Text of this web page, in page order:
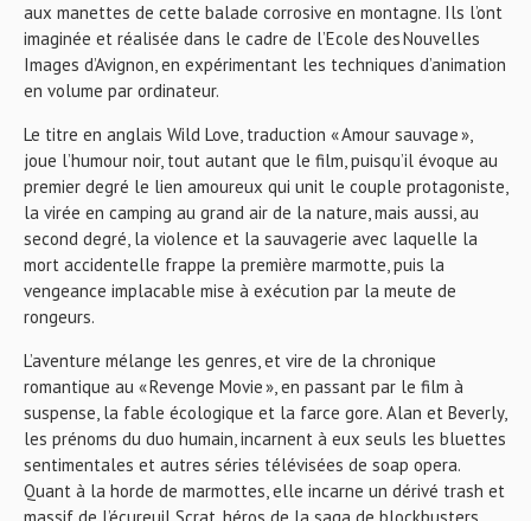
aux manettes de cette balade corrosive en montagne. Ils l’ont
imaginée et réalisée dans le cadre de l’Ecole des Nouvelles
Images d’Avignon, en expérimentant les techniques d’animation
en volume par ordinateur.
Le titre en anglais Wild Love, traduction « Amour sauvage »,
joue l’humour noir, tout autant que le film, puisqu’il évoque au
premier degré le lien amoureux qui unit le couple protagoniste,
la virée en camping au grand air de la nature, mais aussi, au
second degré, la violence et la sauvagerie avec laquelle la
mort accidentelle frappe la première marmotte, puis la
vengeance implacable mise à exécution par la meute de
rongeurs.
L’aventure mélange les genres, et vire de la chronique
romantique au « Revenge Movie », en passant par le film à
suspense, la fable écologique et la farce gore. Alan et Beverly,
les prénoms du duo humain, incarnent à eux seuls les bluettes
sentimentales et autres séries télévisées de soap opera.
Quant à la horde de marmottes, elle incarne un dérivé trash et